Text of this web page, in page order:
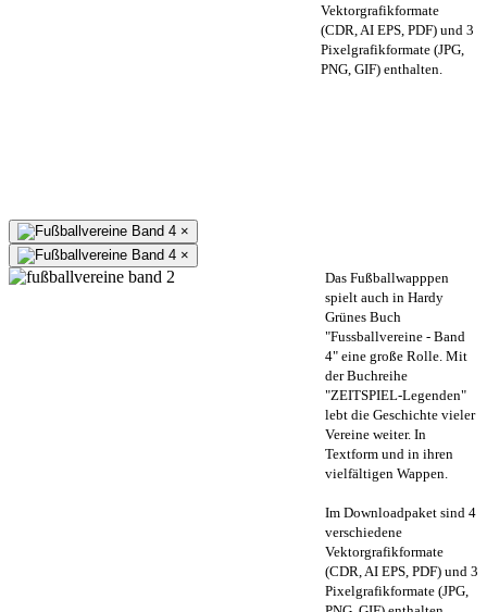
Vektorgrafikformate
(CDR, AI EPS, PDF) und 3
Pixelgrafikformate (JPG,
PNG, GIF) enthalten.
×
×
Das Fußballwapppen
spielt auch in Hardy
Grünes Buch
"Fussballvereine - Band
4" eine große Rolle. Mit
der Buchreihe
"ZEITSPIEL-Legenden"
lebt die Geschichte vieler
Vereine weiter. In
Textform und in ihren
vielfältigen Wappen.
Im Downloadpaket sind 4
verschiedene
Vektorgrafikformate
(CDR, AI EPS, PDF) und 3
Pixelgrafikformate (JPG,